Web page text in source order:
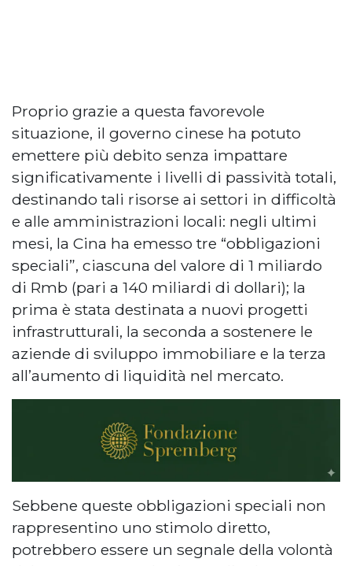
Proprio grazie a questa favorevole
situazione, il governo cinese ha potuto
emettere più debito senza impattare
significativamente i livelli di passività totali,
destinando tali risorse ai settori in difficoltà
e alle amministrazioni locali: negli ultimi
mesi, la Cina ha emesso tre “obbligazioni
speciali”, ciascuna del valore di 1 miliardo
di Rmb (pari a 140 miliardi di dollari); la
prima è stata destinata a nuovi progetti
infrastrutturali, la seconda a sostenere le
aziende di sviluppo immobiliare e la terza
all’aumento di liquidità nel mercato.
Sebbene queste obbligazioni speciali non
rappresentino uno stimolo diretto,
potrebbero essere un segnale della volontà